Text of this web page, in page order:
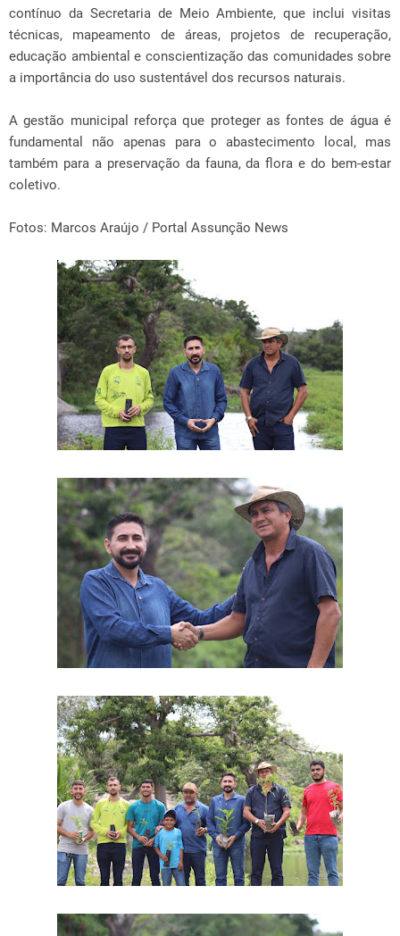
contínuo da Secretaria de Meio Ambiente, que inclui visitas
técnicas, mapeamento de áreas, projetos de recuperação,
educação ambiental e conscientização das comunidades sobre
a importância do uso sustentável dos recursos naturais.
A gestão municipal reforça que proteger as fontes de água é
fundamental não apenas para o abastecimento local, mas
também para a preservação da fauna, da flora e do bem-estar
coletivo.
Fotos: Marcos Araújo / Portal Assunção News